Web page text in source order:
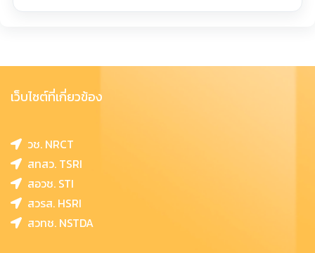
เว็บไซต์ที่เกี่ยวข้อง
วช. NRCT
สทสว. TSRI
สอวช. STI
สวรส. HSRI
สวทช. NSTDA